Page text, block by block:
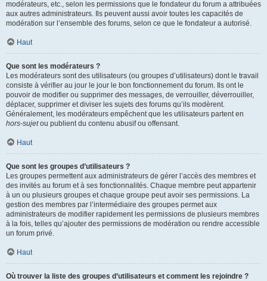
modérateurs, etc., selon les permissions que le fondateur du forum a attribuées
aux autres administrateurs. Ils peuvent aussi avoir toutes les capacités de
modération sur l’ensemble des forums, selon ce que le fondateur a autorisé.
Haut
Que sont les modérateurs ?
Les modérateurs sont des utilisateurs (ou groupes d’utilisateurs) dont le travail
consiste à vérifier au jour le jour le bon fonctionnement du forum. Ils ont le
pouvoir de modifier ou supprimer des messages, de verrouiller, déverrouiller,
déplacer, supprimer et diviser les sujets des forums qu’ils modèrent.
Généralement, les modérateurs empêchent que les utilisateurs partent en
hors-sujetou publient du contenu abusif ou offensant.
Haut
Que sont les groupes d’utilisateurs ?
Les groupes permettent aux administrateurs de gérer l’accès des membres et
des invités au forum et à ses fonctionnalités. Chaque membre peut appartenir
à un ou plusieurs groupes et chaque groupe peut avoir ses permissions. La
gestion des membres par l’intermédiaire des groupes permet aux
administrateurs de modifier rapidement les permissions de plusieurs membres
à la fois, telles qu’ajouter des permissions de modération ou rendre accessible
un forum privé.
Haut
Où trouver la liste des groupes d’utilisateurs et comment les rejoindre ?